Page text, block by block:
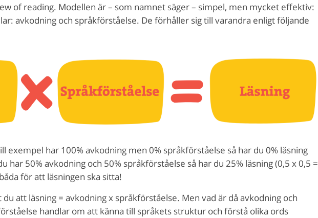
of reading. Modellen är – som namnet säger – simpel, men mycket effektiv:
avkodning och språkförståelse. De förhåller sig till varandra enligt följande
exempel har 100% avkodning men 0% språkförståelse så har du 0% läsning
har 50% avkodning och 50% språkförståelse så har du 25% läsning (0,5 x 0,5 =
för att läsningen ska sitta!
att läsning = avkodning x språkförståelse. Men vad är då avkodning och
handlar om att känna till språkets struktur och förstå olika ords